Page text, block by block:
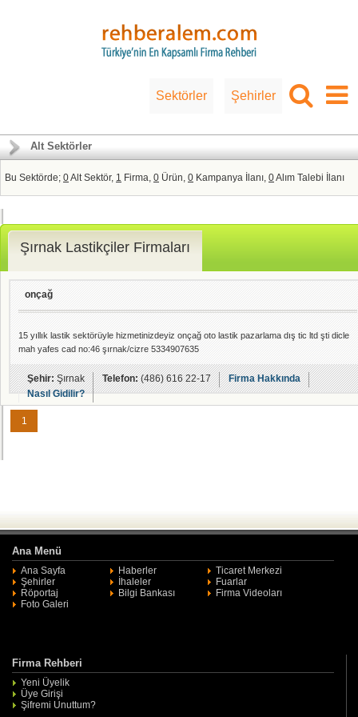
Sektörler Şehirler
Alt Sektörler
Bu Sektörde; 0Alt Sektör, 1 Firma, 0 Ürün, 0 Kampanya İlanı, 0Alım Talebi İlanı
Şırnak Lastikçiler Firmaları
onçağ
15 yıllık lastik sektörüyle hizmetinizdeyiz onçağ oto lastik pazarlama dış tic ltd şti dicle
mah yafes cad no:46 şırnak/cizre 5334907635
Şehir:Şırnak Telefon:(486) 616 22-17
Firma Hakkında
Nasıl Gidilir?
1
Ana Menü
Ana Sayfa Haberler
Ticaret Merkezi
Şehirler
İhaleler
Fuarlar
Röportaj
Bilgi Bankası
Firma Videoları
Foto Galeri
Firma Rehberi
Yeni Üyelik
Üye Girişi
Şifremi Unuttum?